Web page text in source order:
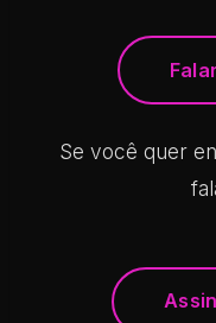
Se você quer